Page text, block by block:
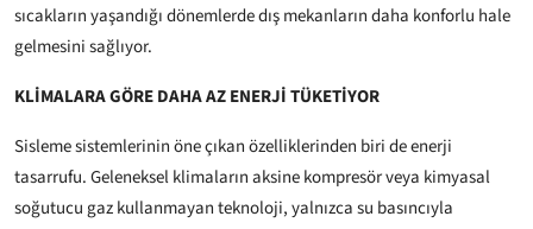
sıcakların yaşandığı dönemlerde dış mekanların daha konforlu hale
gelmesini sağlıyor.
KLİMALARA GÖRE DAHA AZ ENERJİ TÜKETİYOR
Sisleme sistemlerinin öne çıkan özelliklerinden biri de enerji
tasarrufu. Geleneksel klimaların aksine kompresör veya kimyasal
soğutucu gaz kullanmayan teknoloji, yalnızca su basıncıyla